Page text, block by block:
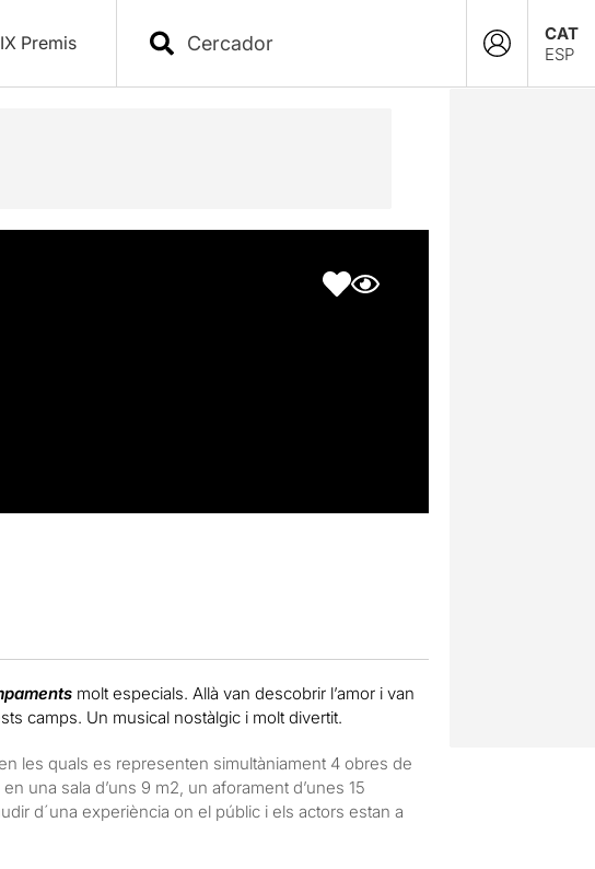
Premis
CAT
ESP
molt especials. Allà van descobrir l’amor i van
camps. Un musical nostàlgic i molt divertit.
les quals es representen simultàniament 4 obres de
una sala d’uns 9 m2, un aforament d’unes 15
d´una experiència on el públic i els actors estan a